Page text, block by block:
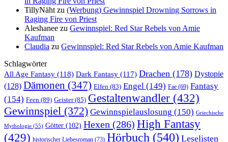
TillyNäht zu (Werbung) Gewinnspiel Drowning Sorrows in
Raging Fire von Priest
Aleshanee zu Gewinnspiel: Red Star Rebels von Amie
Kaufman
Claudia zu Gewinnspiel: Red Star Rebels von Amie Kaufman
Schlagwörter
All Age Fantasy (118) Dark Fantasy (117) Drachen (178) Dystopie
(128) Dämonen (347) Elfen (83) Engel (149) Fae (69) Fantasy
(154) Feen (89) Geister(85) Gestaltenwandler (432)
Gewinnspiel (372) Gewinnspielauslosung (150) Griechische
Mythologie (55) Götter (102) Hexen (286) High Fantasy
(429) historischer Liebesroman (73) Hörbuch (540) Leselisten